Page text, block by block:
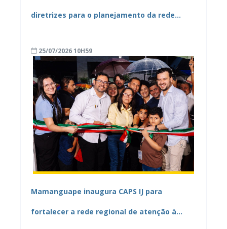
diretrizes para o planejamento da rede
25/07/2026 10H59
Mamanguape inaugura CAPS IJ para
fortalecer a rede regional de atenção à